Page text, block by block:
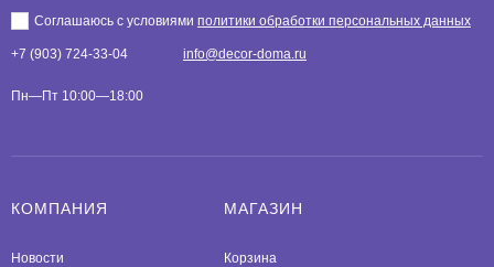
Соглашаюсь с условиями политики обработки персональных данных
+7 (903) 724-33-04 info@decor-doma.ru
Пн—Пт 10:00—18:00
КОМПАНИЯ
Новости
МАГАЗИН
Корзина